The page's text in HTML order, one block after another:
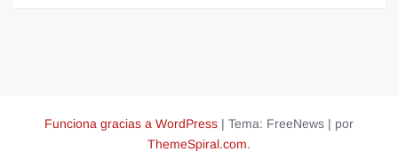
Funciona gracias a WordPress | Tema: FreeNews | por
ThemeSpiral.com.